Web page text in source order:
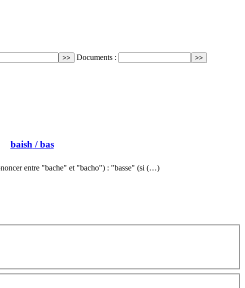
Documents :
baish/ bas
entre "bache" et "bacho") : "basse" (si (…)